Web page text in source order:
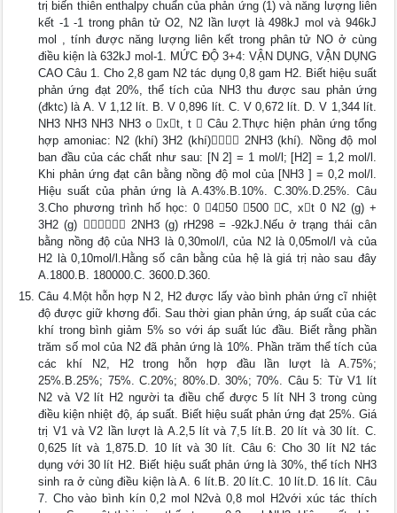
trị biến thiên enthalpy chuẩn của phản ứng (1) và năng lượng liên
kết -1 -1 trong phân tử O2, N2 lần lượt là 498kJ mol và 946kJ
mol , tính được năng lượng liên kết trong phân tử NO ở cùng
điều kiện là 632kJ mol-1. MỨC ĐỘ 3+4: VẬN DỤNG, VẬN DỤNG
CAO Câu 1. Cho 2,8 gam N2 tác dụng 0,8 gam H2. Biết hiệu suất
phản ứng đạt 20%, thể tích của NH3 thu được sau phản ứng
(đktc) là A. V 1,12 lít. B. V 0,896 lít. C. V 0,672 lít. D. V 1,344 lít.
NH3 NH3 NH3 NH3 o xt, t  Câu 2.Thực hiện phản ứng tổng
hợp amoniac: N2 (khí) 3H2 (khí) 2NH3 (khí). Nồng độ mol
ban đầu của các chất như sau: [N 2] = 1 mol/l; [H2] = 1,2 mol/l.
Khi phản ứng đạt cân bằng nồng độ mol của [NH3 ] = 0,2 mol/l.
Hiệu suất của phản ứng là A.43%.B.10%. C.30%.D.25%. Câu
3.Cho phương trình hố học: 0 450 500 C, xt 0 N2 (g) +
3H2 (g)  2NH3 (g) rH298 = -92kJ.Nếu ở trạng thái cân
bằng nồng độ của NH3 là 0,30mol/l, của N2 là 0,05mol/l và của
H2 là 0,10mol/l.Hằng số cân bằng của hệ là giá trị nào sau đây
A.1800.B. 180000.C. 3600.D.360.
Câu 4.Một hỗn hợp N 2, H2 được lấy vào bình phản ứng cĩ nhiệt
độ được giữ khơng đổi. Sau thời gian phản ứng, áp suất của các
khí trong bình giảm 5% so với áp suất lúc đầu. Biết rằng phần
trăm số mol của N2 đã phản ứng là 10%. Phần trăm thể tích của
các khí N2, H2 trong hỗn hợp đầu lần lượt là A.75%;
25%.B.25%; 75%. C.20%; 80%.D. 30%; 70%. Câu 5: Từ V1 lít
N2 và V2 lít H2 người ta điều chế được 5 lít NH 3 trong cùng
điều kiện nhiệt độ, áp suất. Biết hiệu suất phản ứng đạt 25%. Giá
trị V1 và V2 lần lượt là A.2,5 lít và 7,5 lít.B. 20 lít và 30 lít. C.
0,625 lít và 1,875.D. 10 lít và 30 lít. Câu 6: Cho 30 lít N2 tác
dụng với 30 lít H2. Biết hiệu suất phản ứng là 30%, thể tích NH3
sinh ra ở cùng điều kiện là A. 6 lít.B. 20 lít.C. 10 lít.D. 16 lít. Câu
7. Cho vào bình kín 0,2 mol N2và 0,8 mol H2với xúc tác thích